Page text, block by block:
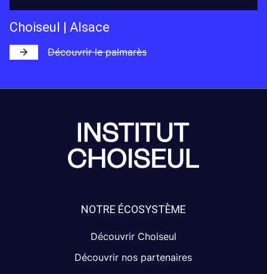
Choiseul | Alsace
Découvrir le palmarès
NOTRE ÉCOSYSTÈME
Découvrir Choiseul
Découvrir nos partenaires